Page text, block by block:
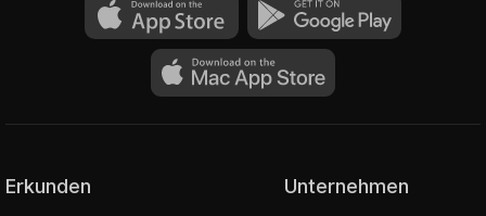
Erkunden Unternehmen